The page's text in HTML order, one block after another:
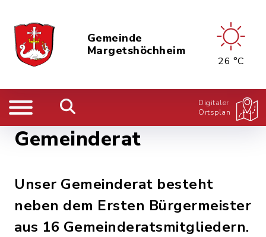
Gemeinde
Margetshöchheim
26 °C
Digitaler
Ortsplan
Gemeinderat
Unser Gemeinderat besteht
neben dem Ersten Bürgermeister
aus 16 Gemeinderatsmitgliedern.